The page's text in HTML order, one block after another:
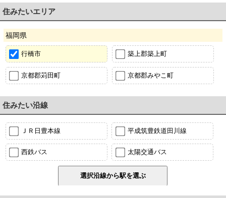
住みたいエリア
福岡県
行橋市 築上郡築上町
京都郡苅田町 京都郡みやこ町
住みたい沿線
ＪＲ日豊本線 平成筑豊鉄道田川線
西鉄バス 太陽交通バス